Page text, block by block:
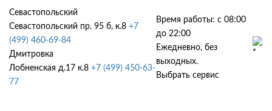
Севастопольский
Севастопольский пр. 95 б, к.8 +7
(499) 460-69-84
Дмитровка
Лобненская д.17 к.8 +7 (499) 450-63-
77
Время работы: с 08:00
до 22:00
Ежедневно, без
выходных.
Выбрать сервис